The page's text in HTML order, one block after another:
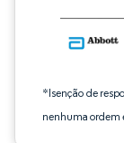
*Isenção de
nenhuma ordem